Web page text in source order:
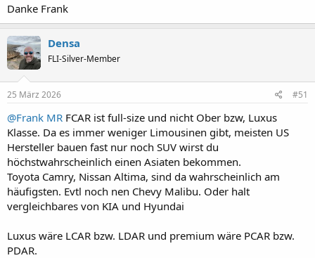
Danke Frank
Densa
FLI-Silver-Member
25 März 2026 #51
@Frank MR FCAR ist full-size und nicht Ober bzw, Luxus
Klasse. Da es immer weniger Limousinen gibt, meisten US
Hersteller bauen fast nur noch SUV wirst du
höchstwahrscheinlich einen Asiaten bekommen.
Toyota Camry, Nissan Altima, sind da wahrscheinlich am
häufigsten. Evtl noch nen Chevy Malibu. Oder halt
vergleichbares von KIA und Hyundai
Luxus wäre LCAR bzw. LDAR und premium wäre PCAR bzw.
PDAR.